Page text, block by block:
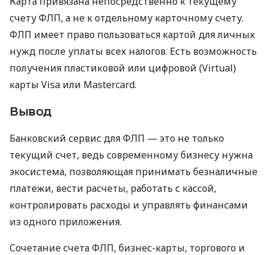
счету ФЛП, а не к отдельному карточному счету.
ФЛП имеет право пользоваться картой для личных
нужд после уплаты всех налогов. Есть возможность
получения пластиковой или цифровой (Virtual)
карты Visa или Mastercard.
Вывод
Банковский сервис для ФЛП — это не только
текущий счет, ведь современному бизнесу нужна
экосистема, позволяющая принимать безналичные
платежи, вести расчеты, работать с кассой,
контролировать расходы и управлять финансами
из одного приложения.
Сочетание счета ФЛП, бизнес-карты, торгового и